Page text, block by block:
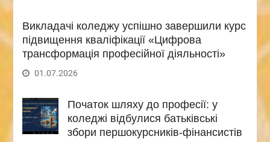
Викладачі коледжу успішно завершили курс
підвищення кваліфікації «Цифрова
трансформація професійної діяльності»
01.07.2026
Початок шляху до професії: у
коледжі відбулися батьківські
збори першокурсників-фінансистів